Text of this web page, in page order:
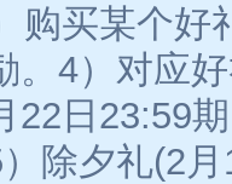
购买某个好
。4）对应
22日23:59
除夕礼(2